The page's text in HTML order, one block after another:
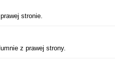
stronie.
z prawej strony.